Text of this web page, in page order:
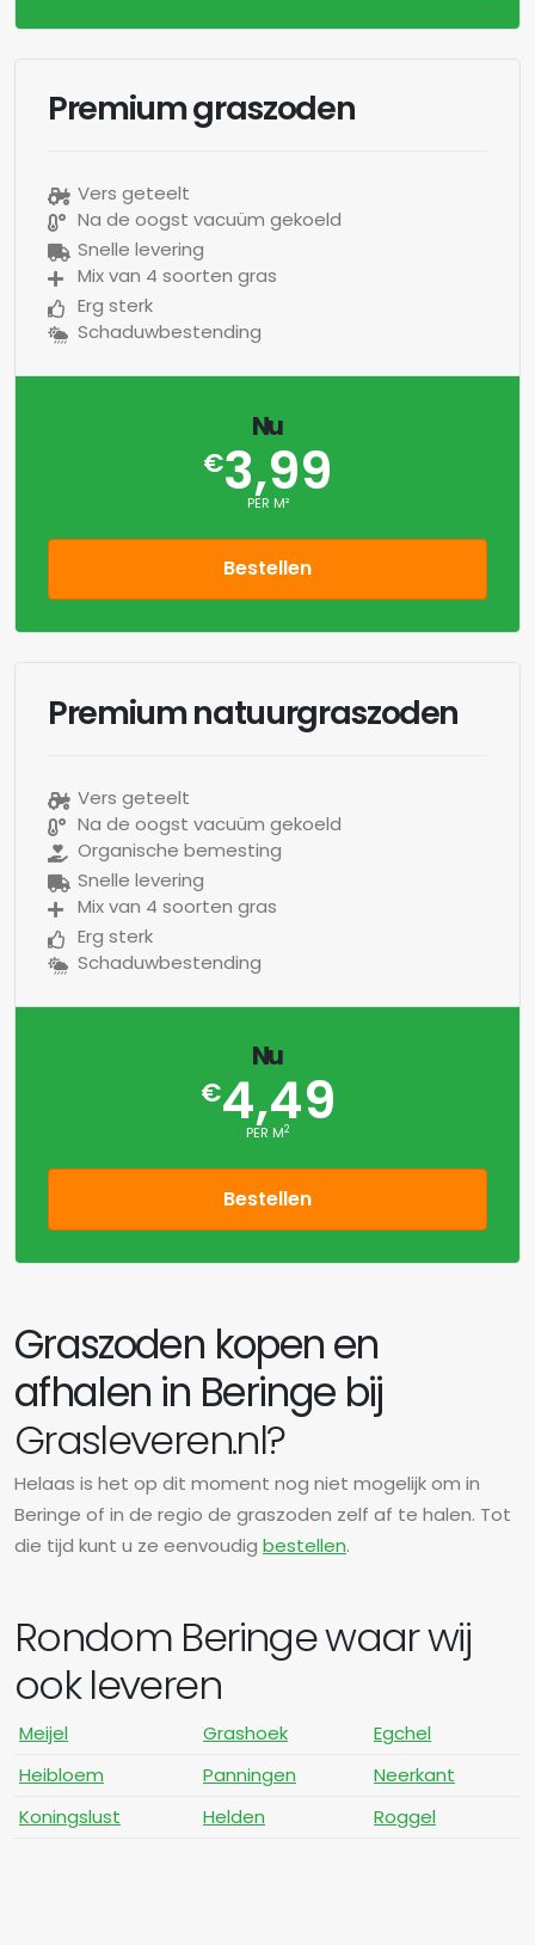
Premium graszoden
Vers geteelt
Na de oogst vacuüm gekoeld
Snelle levering
Mix van 4 soorten gras
Erg sterk
Schaduwbestending
Nu
€3,99
PER M²
Bestellen
Premium natuurgraszoden
Vers geteelt
Na de oogst vacuüm gekoeld
Organische bemesting
Snelle levering
Mix van 4 soorten gras
Erg sterk
Schaduwbestending
Nu
€4,49
PER M2
Bestellen
Graszoden kopen en
afhalen in Beringe bij
Grasleveren.nl?
Helaas is het op dit moment nog niet mogelijk om in
Beringe of in de regio de graszoden zelf af te halen. Tot
die tijd kunt u ze eenvoudig bestellen.
Rondom Beringe waar wij
ook leveren
Meijel Grashoek
Egchel
Heibloem
Panningen
Neerkant
Koningslust
Helden Roggel